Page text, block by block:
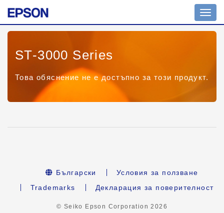
ST-3000 Series
Това обяснение не е достъпно за този продукт.
Български
Условия за ползване
Trademarks
Декларация за поверителност
© Seiko Epson Corporation2026